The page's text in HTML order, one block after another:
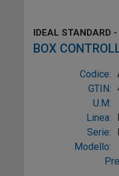
IDEAL STANDARD
BOX
BATTERIA PER
Codice:
GTIN:
U.M:
Linea:
Serie:
Modello: